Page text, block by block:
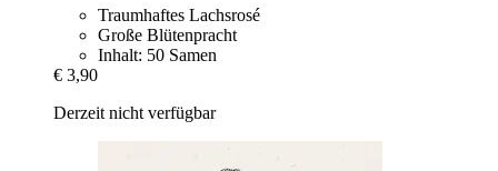
Traumhaftes Lachsrosé
Große Blütenpracht
Inhalt: 50 Samen
€ 3,90
Derzeit nicht verfügbar